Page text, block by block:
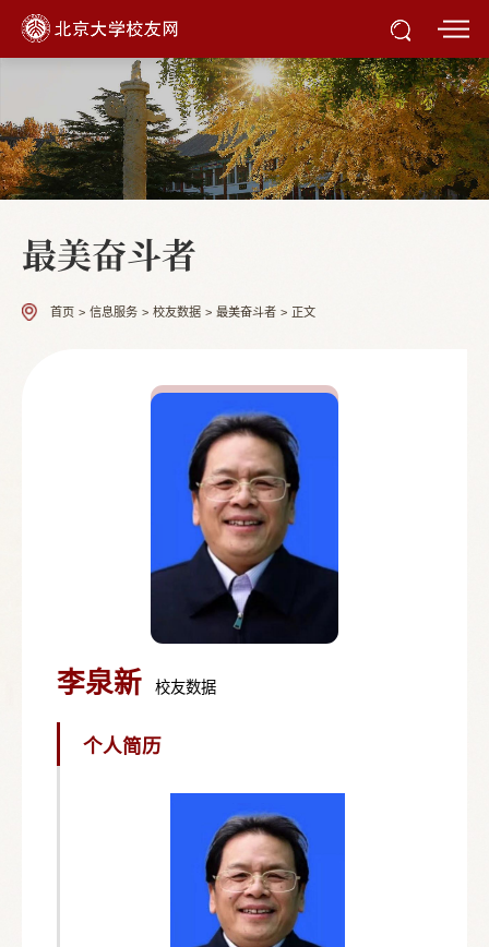
最美奋斗者
首页 > 信息服务 > 校友数据 > 最美奋斗者 > 正文
李泉新 校友数据
个人简历